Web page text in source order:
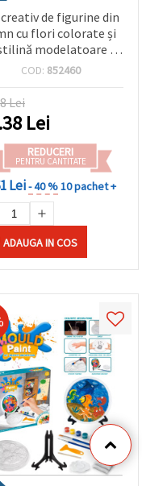
de figurine din
cu flori colorate și
modelatoare cu
uscare la aer – ideal
craft și decor
DIY
COD: 852460
Lei
Lei
REDUCERI
PENTRU CANTITATE
Lei- 40 %10 pachet +
ADAUGA IN COS